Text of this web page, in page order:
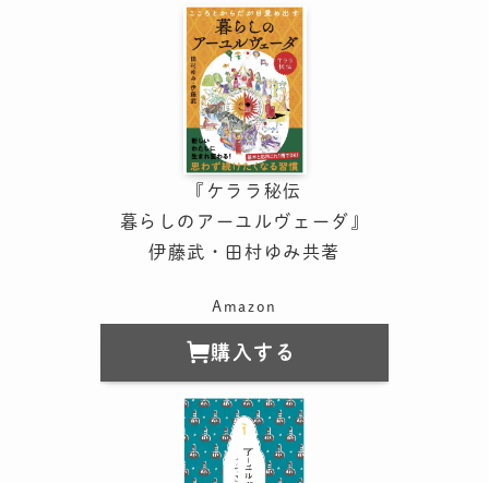
『ケララ秘伝
暮らしのアーユルヴェーダ』
伊藤武・田村ゆみ共著
Amazon
購入する